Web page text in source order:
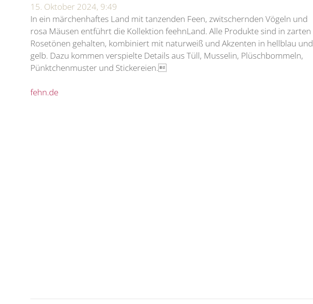
15. Oktober 2024, 9:49
In ein märchenhaftes Land mit tanzenden Feen, zwitschernden Vögeln und
rosa Mäusen entführt die Kollektion feehnLand. Alle Produkte sind in zarten
Rosetönen gehalten, kombiniert mit naturweiß und Akzenten in hellblau und
gelb. Dazu kommen verspielte Details aus Tüll, Musselin, Plüschbommeln,
Pünktchenmuster und Stickereien.
fehn.de